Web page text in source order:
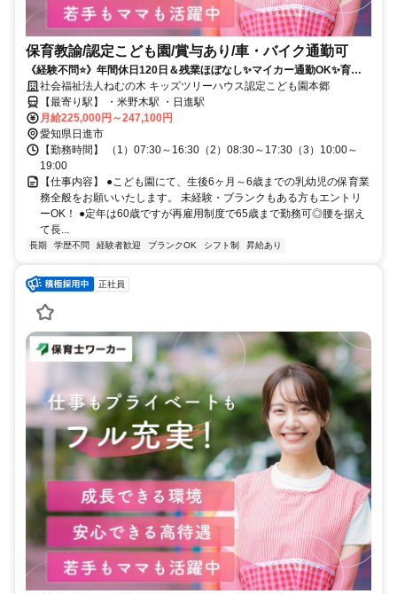
保育教諭/認定こども園/賞与あり/車・バイク通勤可
《経験不問⭐》年間休日120日＆残業ほぼなし✨マイカー通勤OK✨育児
休業取得実績あり✨
社会福祉法人ねむの木 キッズツリーハウス認定こども園本郷
【最寄り駅】 ・米野木駅 ・日進駅
月給225,000円～247,100円
愛知県日進市
【勤務時間】 （1）07:30～16:30（2）08:30～17:30（3）10:00～
19:00
【仕事内容】 ●こども園にて、生後6ヶ月～6歳までの乳幼児の保育業
務全般をお願いいたします。 未経験・ブランクもある方もエントリ
ーOK！ ●定年は60歳ですが再雇用制度で65歳まで勤務可◎腰を据え
て長...
長期 学歴不問 経験者歓迎 ブランクOK シフト制 昇給あり
正社員